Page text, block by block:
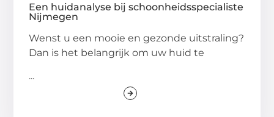
Een huidanalyse bij schoonheidsspecialiste
Nijmegen
Wenst u een mooie en gezonde uitstraling?
Dan is het belangrijk om uw huid te
...